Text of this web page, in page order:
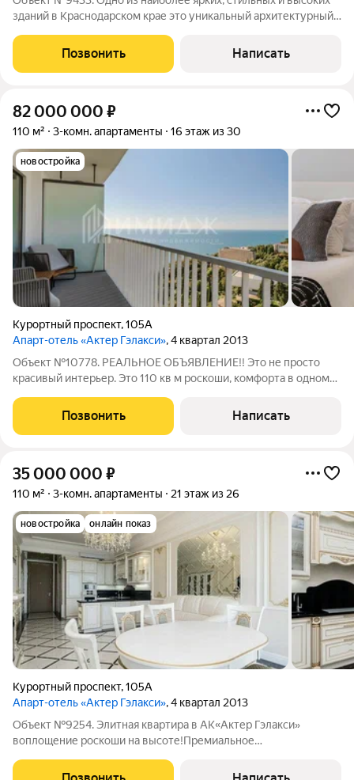
зданий в Краснодарском крае это уникальный архитектурный
двухобъемный фасад с панорамными окнами, покрытыми
зеркальным напылением,
Позвонить Написать
82 000 000 ₽
110 м² 3-комн. апартаменты 16 этаж из 30
новостройка
Курортный проспект,105А
Апарт-отель «Актер Гэлакси», 4 квартал 2013
Объект №10778. РЕАЛЬНОЕ ОБЪЯВЛЕНИЕ!! Это не просто
красивый интерьер. Это 110 кв м роскоши, комфорта в одном
современной эстетики, где каждая деталь продумана до
мелочей: натуральный камень с
Позвонить Написать
35 000 000 ₽
110 м² 3-комн. апартаменты 21 этаж из 26
новостройка онлайн показ
Курортный проспект,105А
Апарт-отель «Актер Гэлакси», 4 квартал 2013
Объект №9254. Элитная квартира в АК«Актер Гэлакси»
воплощение роскоши на высоте!Премиальное
видами:Панорамные окна с видом на мореПрестижный ЖК